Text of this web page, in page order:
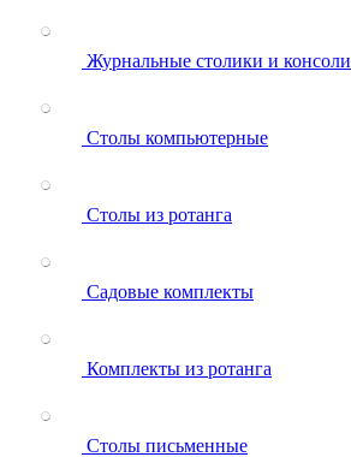
Журнальные столики и консоли
Столы компьютерные
Столы из ротанга
Садовые комплекты
Комплекты из ротанга
Столы письменные